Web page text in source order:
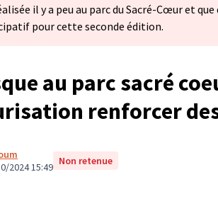
il y a peu au parc du Sacré-Cœur et
pour cette seconde édition.
au parc sacré
renforcer
2024 15:49 Non retenue